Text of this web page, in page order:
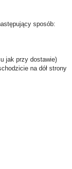
sposób:
jak przy dostawie)
na dół strony